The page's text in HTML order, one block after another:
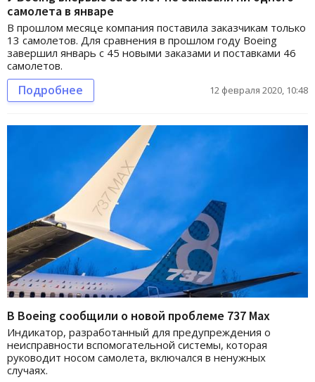
самолета в январе
В прошлом месяце компания поставила заказчикам только
13 самолетов. Для сравнения в прошлом году Boeing
завершил январь с 45 новыми заказами и поставками 46
самолетов.
Подробнее 12 февраля 2020, 10:48
В Boeing сообщили о новой проблеме 737 Max
Индикатор, разработанный для предупреждения о
неисправности вспомогательной системы, которая
руководит носом самолета, включался в ненужных
случаях.